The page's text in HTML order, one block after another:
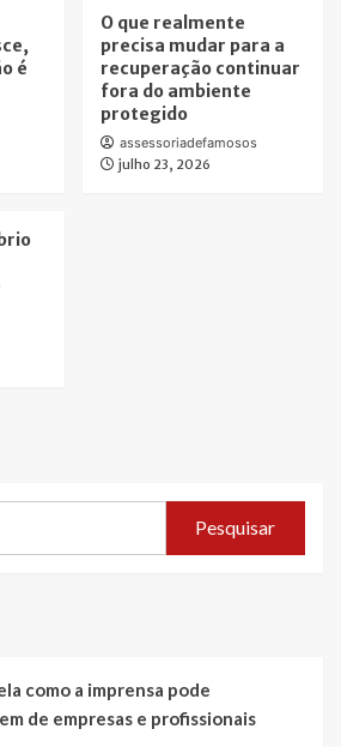
é
O que realmente
precisa mudar para a
recuperação continuar
fora do ambiente
protegido
assessoriadefamosos
julho 23, 2026
Pesquisar
como a imprensa pode
de empresas e profissionais